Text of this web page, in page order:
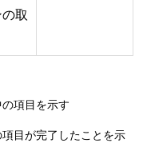
取
の項目を示す
項目が完了したことを示